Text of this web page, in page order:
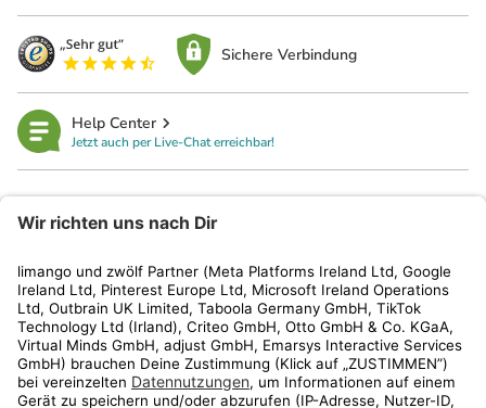
Sichere Verbindung
Help Center
Jetzt auch per Live-Chat erreichbar!
Kundenservice
Shop
Aktionen